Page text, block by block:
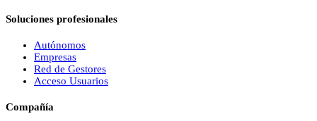
Soluciones profesionales
Autónomos
Empresas
Red de Gestores
Acceso Usuarios
Compañía